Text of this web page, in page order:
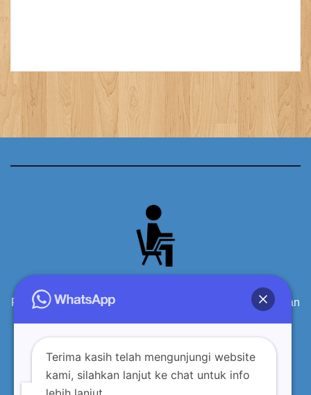
Produsen Meja Kursi Siswa Sekolah Kayu Berkualitas dan
terpercaya
Terima kasih telah mengunjungi website
kami, silahkan lanjut ke chat untuk info